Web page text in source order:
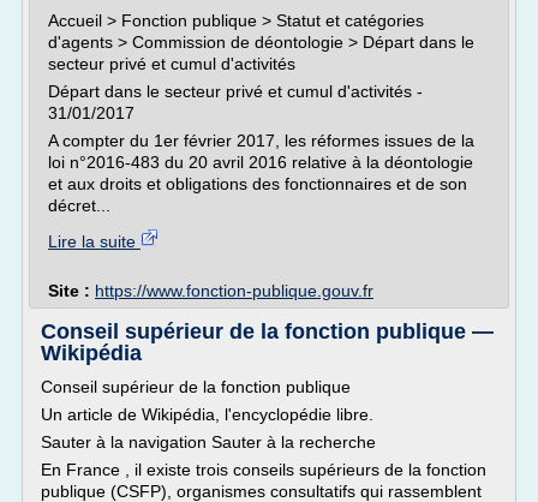
Accueil > Fonction publique > Statut et catégories
d'agents > Commission de déontologie > Départ dans le
secteur privé et cumul d'activités
Départ dans le secteur privé et cumul d'activités -
31/01/2017
A compter du 1er février 2017, les réformes issues de la
loi n°2016-483 du 20 avril 2016 relative à la déontologie
et aux droits et obligations des fonctionnaires et de son
décret...
Lire la suite
Site : https://www.fonction-publique.gouv.fr
Conseil supérieur de la fonction publique —
Wikipédia
Conseil supérieur de la fonction publique
Un article de Wikipédia, l'encyclopédie libre.
Sauter à la navigation Sauter à la recherche
En France , il existe trois conseils supérieurs de la fonction
publique (CSFP), organismes consultatifs qui rassemblent